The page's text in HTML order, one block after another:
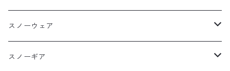
ツーリングテント
テントその他
キッズ登山靴
レディースザック
キッズザック
オールシーズンシュラフ
３シーズンシュラフ
スノーウェア
メンズスノーウェア
スノーギア